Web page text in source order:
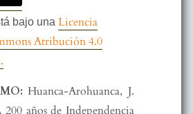
bajo una Licencia
Atribución 4.0
Huanca-Arohuanca, J.
años de Independencia